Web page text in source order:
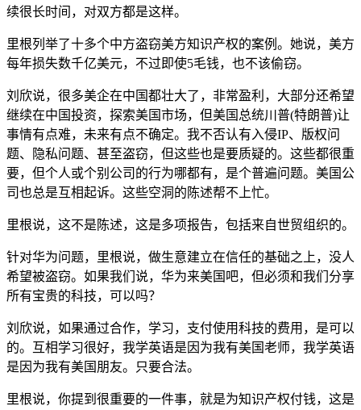
续很长时间，对双方都是这样。
里根列举了十多个中方盗窃美方知识产权的案例。她说，美方
每年损失数千亿美元，不过即使5毛钱，也不该偷窃。
刘欣说，很多美企在中国都壮大了，非常盈利，大部分还希望
继续在中国投资，探索美国市场，但美国总统川普(特朗普)让
事情有点难，未来有点不确定。我不否认有入侵IP、版权问
题、隐私问题、甚至盗窃，但这些也是要质疑的。这些都很重
要，但个人或个别公司的行为哪都有，是个普遍问题。美国公
司也总是互相起诉。这些空洞的陈述帮不上忙。
里根说，这不是陈述，这是多项报告，包括来自世贸组织的。
针对华为问题，里根说，做生意建立在信任的基础之上，没人
希望被盗窃。如果我们说，华为来美国吧，但必须和我们分享
所有宝贵的科技，可以吗？
刘欣说，如果通过合作，学习，支付使用科技的费用，是可以
的。互相学习很好，我学英语是因为我有美国老师，我学英语
是因为我有美国朋友。只要合法。
里根说，你提到很重要的一件事，就是为知识产权付钱，这是